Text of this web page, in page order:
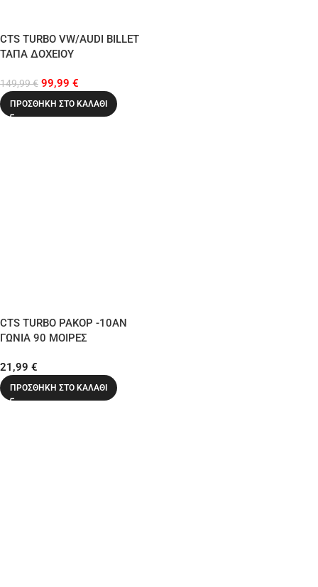
CTS TURBO VW/AUDI BILLET
ΤΑΠΑ ΔΟΧΕΙΟΥ
149,99€ 99,99 €
ΠΡΟΣΘΉΚΗ ΣΤΟ ΚΑΛΆΘΙ
CTS TURBO ΡΑΚΟΡ -10ΑΝ
ΓΩΝΙΑ 90 ΜΟΙΡΕΣ
21,99 €
ΠΡΟΣΘΉΚΗ ΣΤΟ ΚΑΛΆΘΙ